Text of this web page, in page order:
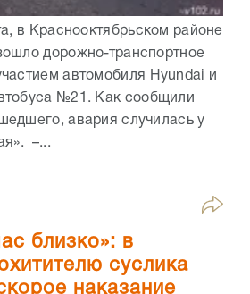
в Краснооктябрьском районе
дорожно-транспортное
автомобиля Hyundai и
№21. Как сообщили
авария случилась у
–...
близко»: в
суслика
наказание